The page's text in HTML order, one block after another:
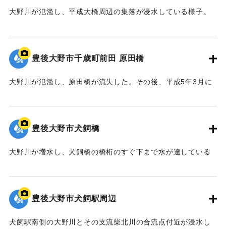
大野川が氾濫し、平成大橋周辺の集落が浸水している様子。
｜固有コード:00990062
豊後大野市千歳町前田 原田橋
大野川が氾濫し、原田橋が流失した。その後、平成5年3月に
｜固有コード:
豊後大野市犬飼橋
大野川が増水し、犬飼橋の橋桁のすぐ下まで水が達している
｜固有コード:
豊後大野市犬飼駅周辺
犬飼駅南側の大野川とその支流柴北川の合流点付近が浸水し